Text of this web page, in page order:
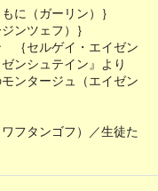
に（ガーリン）｝
ンツェフ）｝
｛セルゲイ・エイゼン
ンシュテイン』より
ンタージュ（エイゼン
フタンゴフ）／生徒た